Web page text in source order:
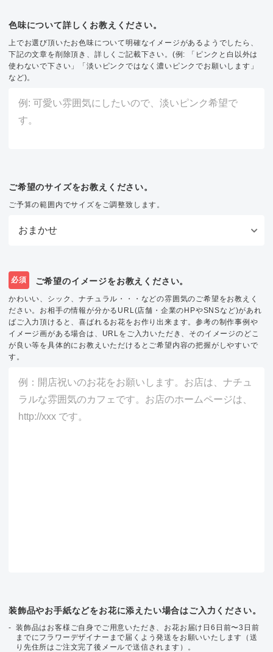
色味について詳しくお教えください。
上でお選び頂いたお色味について明確なイメージがあるようでしたら、
下記の文章を削除頂き、詳しくご記載下さい。(例: 「ピンクと白以外は
使わないで下さい」「淡いピンクではなく濃いピンクでお願いします」
など)。
ご希望のサイズをお教えください。
ご予算の範囲内でサイズをご調整致します。
必須 ご希望のイメージをお教えください。
かわいい、シック、ナチュラル・・・などの雰囲気のご希望をお教えく
ださい。お相手の情報が分かるURL(店舗・企業のHPやSNSなど)があれ
ばご入力頂けると、喜ばれるお花をお作り出来ます。参考の制作事例や
イメージ画がある場合は、URLをご入力いただき、そのイメージのどこ
が良い等を具体的にお教えいただけるとご希望内容の把握がしやすいで
す。
装飾品やお手紙などをお花に添えたい場合はご入力ください。
装飾品はお客様ご自身でご用意いただき、お花お届け日6日前〜3日前
までにフラワーデザイナーまで届くよう発送をお願いいたします（送
り先住所はご注文完了後メールで送信されます）。